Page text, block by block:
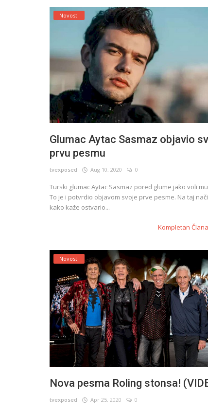
Novosti
Glumac Aytac Sasmaz objavio
prvu pesmu
tvexposed Aug 10, 2020 0
Turski glumac Aytac Sasmaz pored glume jako voli
To je i potvrdio objavom svoje prve pesme. Na taj
kako kaže ostvario...
Kompletan
Novosti
Nova pesma Roling stonsa!
tvexposed Apr 25, 2020 0